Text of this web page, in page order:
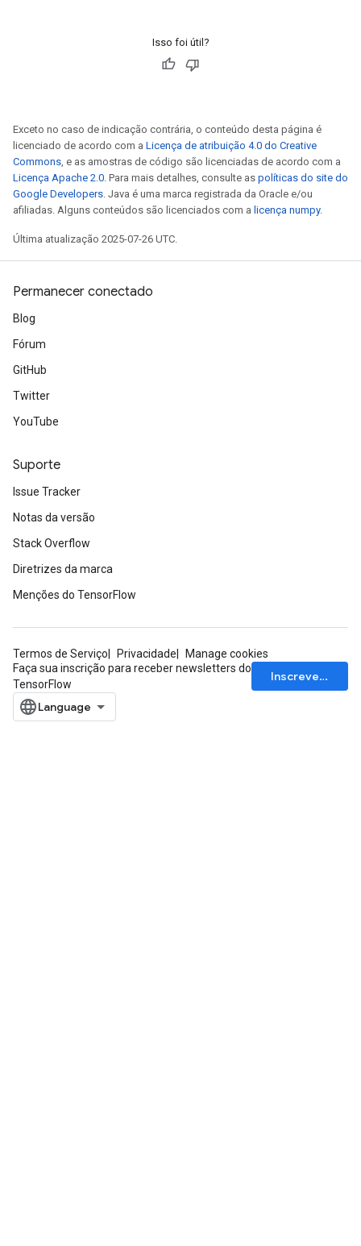
Isso foi útil?
Exceto no caso de indicação contrária, o conteúdo desta página é
licenciado de acordo com a Licença de atribuição 4.0 do Creative
Commons, e as amostras de código são licenciadas de acordo com a
Licença Apache 2.0. Para mais detalhes, consulte as políticas do site do
Google Developers. Java é uma marca registrada da Oracle e/ou
afiliadas. Alguns conteúdos são licenciados com a licença numpy.
Última atualização 2025-07-26 UTC.
Permanecer conectado
Blog
Fórum
GitHub
Twitter
YouTube
Suporte
Issue Tracker
Notas da versão
Stack Overflow
Diretrizes da marca
Menções do TensorFlow
Termos de Serviço Privacidade
Manage cookies
Faça sua inscrição para receber newsletters do
TensorFlow
Inscrever-se